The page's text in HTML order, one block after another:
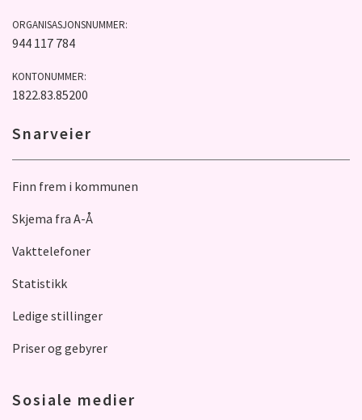
ORGANISASJONSNUMMER:
944 117 784
KONTONUMMER:
1822.83.85200
Snarveier
Finn frem i kommunen
Skjema fra A-Å
Vakttelefoner
Statistikk
Ledige stillinger
Priser og gebyrer
Sosiale medier